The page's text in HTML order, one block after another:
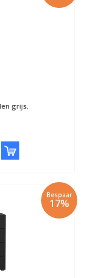
grijs.
Bespaar
17%